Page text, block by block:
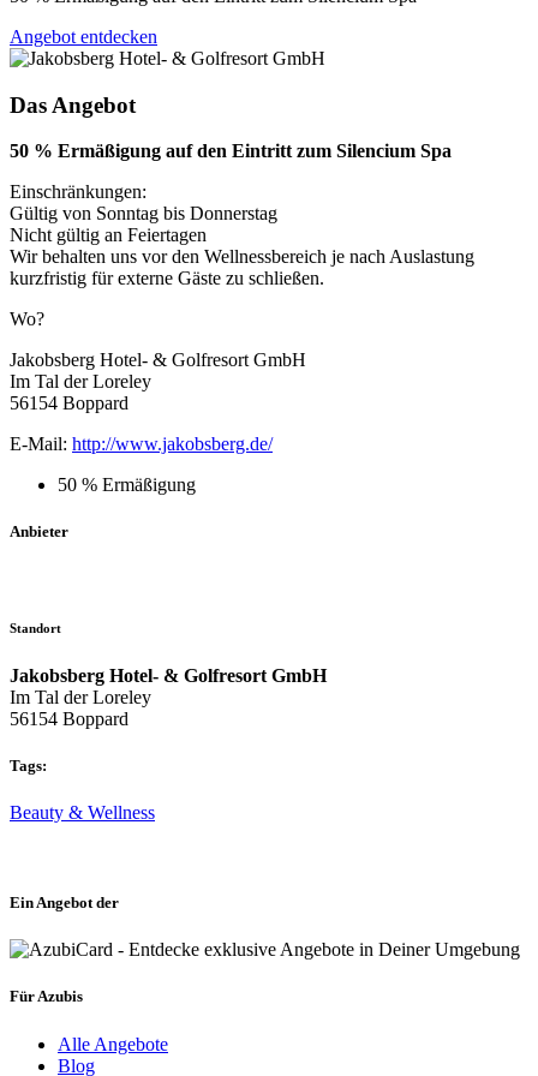
Angebot entdecken
Das Angebot
50 % Ermäßigung auf den Eintritt zum Silencium Spa
Einschränkungen:
Gültig von Sonntag bis Donnerstag
Nicht gültig an Feiertagen
Wir behalten uns vor den Wellnessbereich je nach Auslastung
kurzfristig für externe Gäste zu schließen.
Wo?
Jakobsberg Hotel- & Golfresort GmbH
Im Tal der Loreley
56154 Boppard
E-Mail: http://www.jakobsberg.de/
50 % Ermäßigung
Anbieter
Standort
Jakobsberg Hotel- & Golfresort GmbH
Im Tal der Loreley
56154 Boppard
Tags:
Beauty & Wellness
Ein Angebot der
Für Azubis
Alle Angebote
Blog